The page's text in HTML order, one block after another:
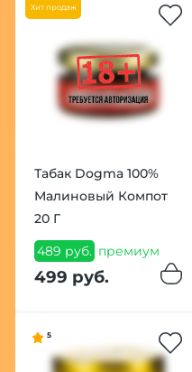
Хит продаж
Табак Dogma 100%
Малиновый Компот
20 Г
489 руб. премиум
499 руб.
5